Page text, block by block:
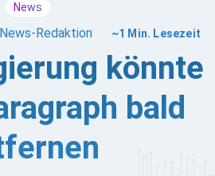
News
News-Redaktion ~1 Min. Lesezeit
könnte
bald